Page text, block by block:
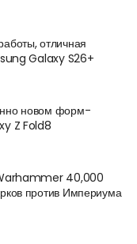
отличная
Galaxy S26+
новом форм-
Z Fold8
40,000
против Империума